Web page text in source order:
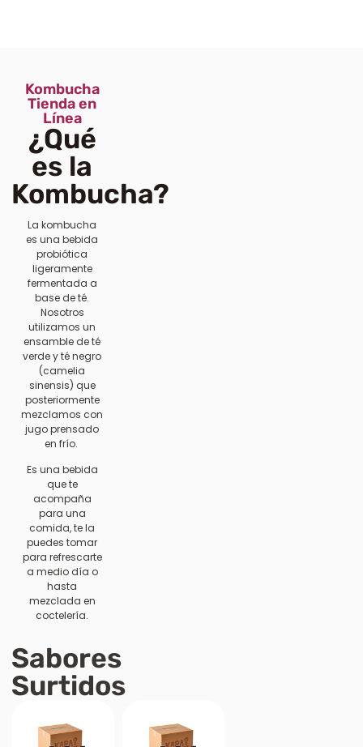
Kombucha
Tienda en
Línea
¿Qué
es la
Kombucha?
La kombucha
es una bebida
probiótica
ligeramente
fermentada a
base de té.
Nosotros
utilizamos un
ensamble de té
verde y té negro
(camelia
sinensis) que
posteriormente
mezclamos con
jugo prensado
en frío.
Es una bebida
que te
acompaña
para una
comida, te la
puedes tomar
para refrescarte
a medio día o
hasta
mezclada en
coctelería.
Sabores
Surtidos